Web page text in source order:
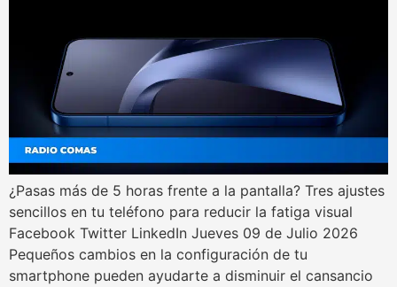
¿Pasas más de 5 horas frente a la pantalla? Tres ajustes
sencillos en tu teléfono para reducir la fatiga visual
Facebook Twitter LinkedIn Jueves 09 de Julio 2026
Pequeños cambios en la configuración de tu
smartphone pueden ayudarte a disminuir el cansancio